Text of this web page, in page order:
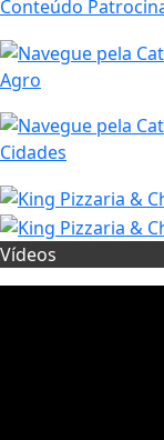
Conteúdo
Agro
Cidades
Vídeos